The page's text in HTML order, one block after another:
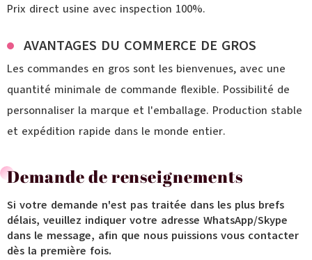
Prix direct usine avec inspection 100%.
AVANTAGES DU COMMERCE DE GROS
Les commandes en gros sont les bienvenues, avec une
quantité minimale de commande flexible. Possibilité de
personnaliser la marque et l'emballage. Production stable
et expédition rapide dans le monde entier.
Demande de renseignements
Si votre demande n'est pas traitée dans les plus brefs
délais, veuillez indiquer votre adresse WhatsApp/Skype
dans le message, afin que nous puissions vous contacter
dès la première fois.